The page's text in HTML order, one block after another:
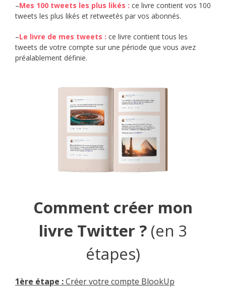
–Mes 100 tweets les plus likés : ce livre contient vos 100
tweets les plus likés et retweetés par vos abonnés.
–Le livre de mes tweets : ce livre contient tous les
tweets de votre compte sur une période que vous avez
préalablement définie.
Comment créer mon
livre Twitter ?(en 3
étapes)
1ère étape :Créer votre compte BlookUp